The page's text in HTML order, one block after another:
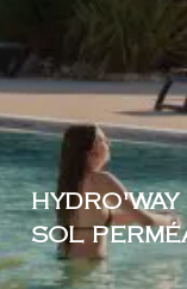
SOL